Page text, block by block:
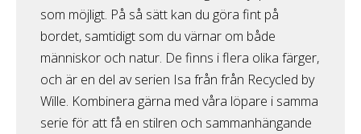
som möjligt. På så sätt kan du göra fint på
bordet, samtidigt som du värnar om både
människor och natur. De finns i flera olika färger,
och är en del av serien Isa från från Recycled by
Wille. Kombinera gärna med våra löpare i samma
serie för att få en stilren och sammanhängande